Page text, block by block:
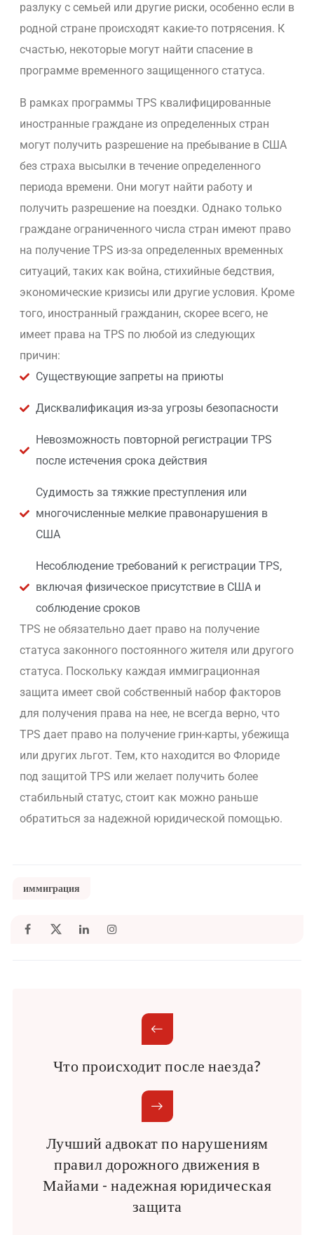
разлуку с семьей или другие риски, особенно если в
родной стране происходят какие-то потрясения. К
счастью, некоторые могут найти спасение в
программе временного защищенного статуса.
В рамках программы TPS квалифицированные
иностранные граждане из определенных стран
могут получить разрешение на пребывание в США
без страха высылки в течение определенного
периода времени. Они могут найти работу и
получить разрешение на поездки. Однако только
граждане ограниченного числа стран имеют право
на получение TPS из-за определенных временных
ситуаций, таких как война, стихийные бедствия,
экономические кризисы или другие условия. Кроме
того, иностранный гражданин, скорее всего, не
имеет права на TPS по любой из следующих
причин:
Существующие запреты на приюты
Дисквалификация из-за угрозы безопасности
Невозможность повторной регистрации TPS
после истечения срока действия
Судимость за тяжкие преступления или
многочисленные мелкие правонарушения в
США
Несоблюдение требований к регистрации TPS,
включая физическое присутствие в США и
соблюдение сроков
TPS не обязательно дает право на получение
статуса законного постоянного жителя или другого
статуса. Поскольку каждая иммиграционная
защита имеет свой собственный набор факторов
для получения права на нее, не всегда верно, что
TPS дает право на получение грин-карты, убежища
или других льгот. Тем, кто находится во Флориде
под защитой TPS или желает получить более
стабильный статус, стоит как можно раньше
обратиться за надежной юридической помощью.
иммиграция
Что происходит после наезда?
Лучший адвокат по нарушениям
правил дорожного движения в
Майами - надежная юридическая
защита